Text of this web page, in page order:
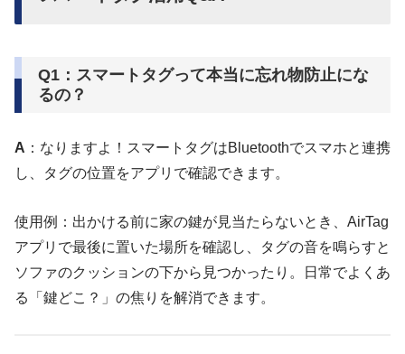
Q1：スマートタグって本当に忘れ物防止にな
るの？
A ：なりますよ！スマートタグはBluetoothでスマホと連携
し、タグの位置をアプリで確認できます。
使用例：出かける前に家の鍵が見当たらないとき、AirTag
アプリで最後に置いた場所を確認し、タグの音を鳴らすと
ソファのクッションの下から見つかったり。日常でよくあ
る「鍵どこ？」の焦りを解消できます。